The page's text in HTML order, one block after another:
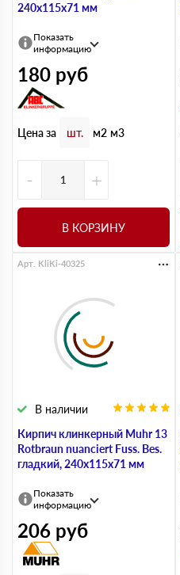
240х115х71 мм
Показать
информацию
180 руб
Цена за шт. м2 м3
- +
В КОРЗИНУ
Кирпич клинкерный Muhr 13
Rotbraun nuanciert Fuss. Bes.
гладкий, 240х115х71 мм
В наличии
Арт. KliKi-40325
Показать
информацию
206 руб